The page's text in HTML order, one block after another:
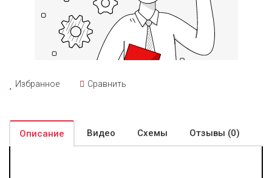
Избранное Сравнить
Описание Видео Схемы Отзывы (0)